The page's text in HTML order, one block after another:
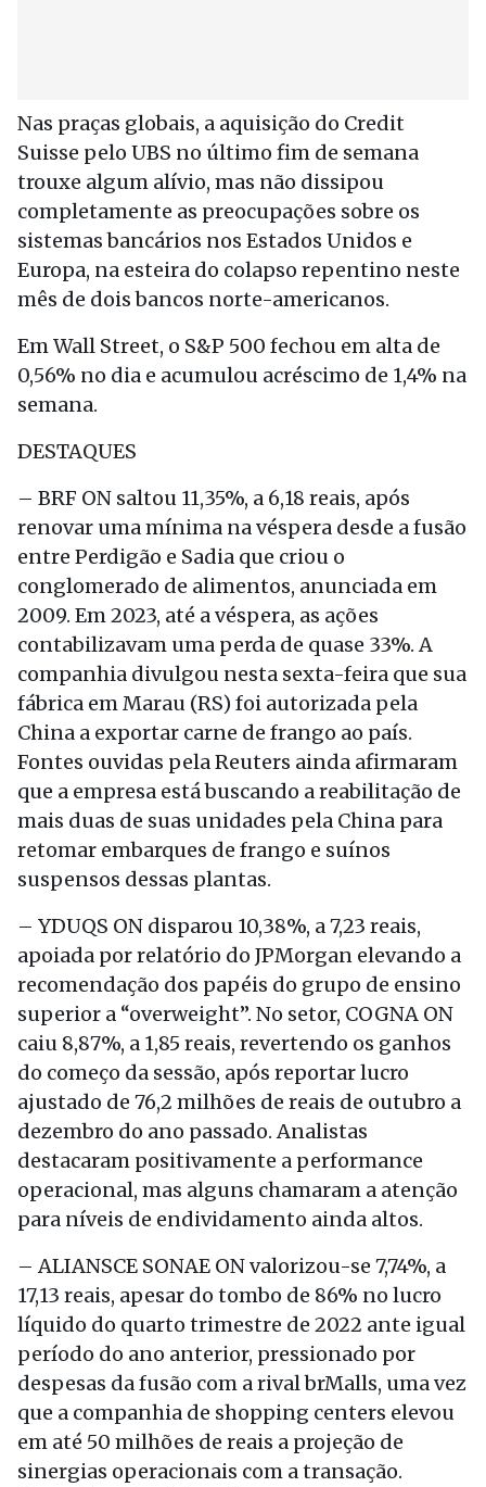
Nas praças globais, a aquisição do Credit
Suisse pelo UBS no último fim de semana
trouxe algum alívio, mas não dissipou
completamente as preocupações sobre os
sistemas bancários nos Estados Unidos e
Europa, na esteira do colapso repentino neste
mês de dois bancos norte-americanos.
Em Wall Street, o S&P 500 fechou em alta de
0,56% no dia e acumulou acréscimo de 1,4% na
semana.
DESTAQUES
– BRF ON saltou 11,35%, a 6,18 reais, após
renovar uma mínima na véspera desde a fusão
entre Perdigão e Sadia que criou o
conglomerado de alimentos, anunciada em
2009. Em 2023, até a véspera, as ações
contabilizavam uma perda de quase 33%. A
companhia divulgou nesta sexta-feira que sua
fábrica em Marau (RS) foi autorizada pela
China a exportar carne de frango ao país.
Fontes ouvidas pela Reuters ainda afirmaram
que a empresa está buscando a reabilitação de
mais duas de suas unidades pela China para
retomar embarques de frango e suínos
suspensos dessas plantas.
– YDUQS ON disparou 10,38%, a 7,23 reais,
apoiada por relatório do JPMorgan elevando a
recomendação dos papéis do grupo de ensino
superior a “overweight”. No setor, COGNA ON
caiu 8,87%, a 1,85 reais, revertendo os ganhos
do começo da sessão, após reportar lucro
ajustado de 76,2 milhões de reais de outubro a
dezembro do ano passado. Analistas
destacaram positivamente a performance
operacional, mas alguns chamaram a atenção
para níveis de endividamento ainda altos.
– ALIANSCE SONAE ON valorizou-se 7,74%, a
17,13 reais, apesar do tombo de 86% no lucro
líquido do quarto trimestre de 2022 ante igual
período do ano anterior, pressionado por
despesas da fusão com a rival brMalls, uma vez
que a companhia de shopping centers elevou
em até 50 milhões de reais a projeção de
sinergias operacionais com a transação.